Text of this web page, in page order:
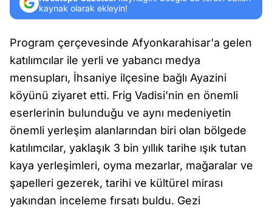
kaynak olarak ekleyin!
Program çerçevesinde Afyonkarahisar'a gelen
katılımcılar ile yerli ve yabancı medya
mensupları, İhsaniye ilçesine bağlı Ayazini
köyünü ziyaret etti. Frig Vadisi'nin en önemli
eserlerinin bulunduğu ve aynı medeniyetin
önemli yerleşim alanlarından biri olan bölgede
katılımcılar, yaklaşık 3 bin yıllık tarihe ışık tutan
kaya yerleşimleri, oyma mezarlar, mağaralar ve
şapelleri gezerek, tarihi ve kültürel mirası
yakından inceleme fırsatı buldu. Gezi